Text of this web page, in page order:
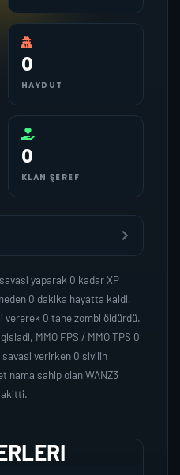
0
HAYDUT
0
KLAN ŞEREF
yaparak 0 kadar XP
0 dakika hayatta kaldi,
vererek 0 tane zombi öldürdü.
MMO FPS / MMO TPS 0
verirken 0 sivilin
nama sahip olan WANZ3
akitti.